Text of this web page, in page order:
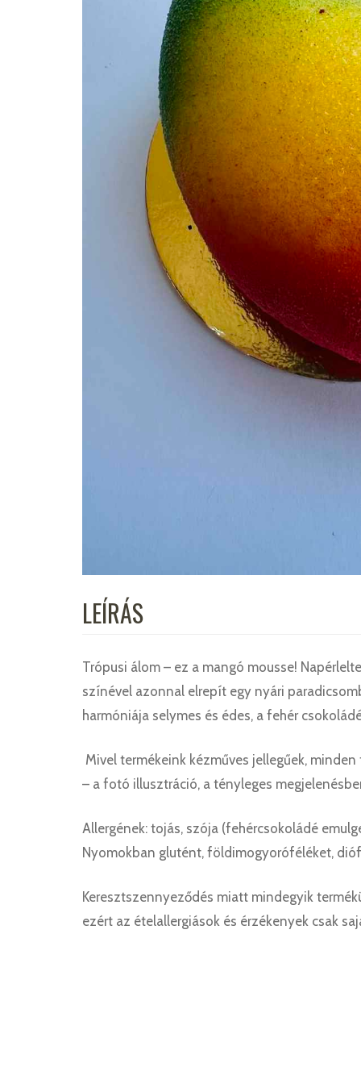
LEÍRÁS
Trópusi álom – ez a mangó mousse!
színével azonnal elrepít egy nyári
harmóniája selymes és édes, a fehér
Mivel termékeink kézműves jellegűek,
– a fotó illusztráció, a tényleges
Allergének: tojás, szója (fehércsokoládé
Nyomokban glutént, földimogyoróféléket,
Keresztszennyeződés miatt mindegyik
ezért az ételallergiások és érzékenyek csak